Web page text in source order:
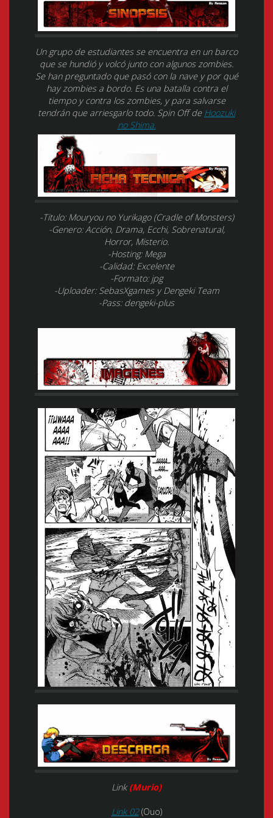
Un grupo de estudiantes se encuentra en un barco
que se hundió y volcó junto con algunos zombies.
Se han preguntado que pasó con la nave y por qué
hay zombies a bordo. Es una batalla contra el
tiempo y contra los zombies, y para salvarse
tendrán que arriesgarlo todo. Spin Off de Hoozuki
no Shima.
-Titulo: Mouryou no Yurikago (Cradle of Monsters)
-Genero: Acción, Drama, Ecchi, Sobrenatural,
Horror, Misterio.
-Hosting: Mega
-Calidad: Excelente
-Formato: jpg
-Uploader: SebasXgames y Dengeki Team
-Pass: dengeki-plus
Link(Murio)
Link 02(Ouo)